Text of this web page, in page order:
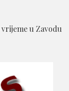
u Zavodu